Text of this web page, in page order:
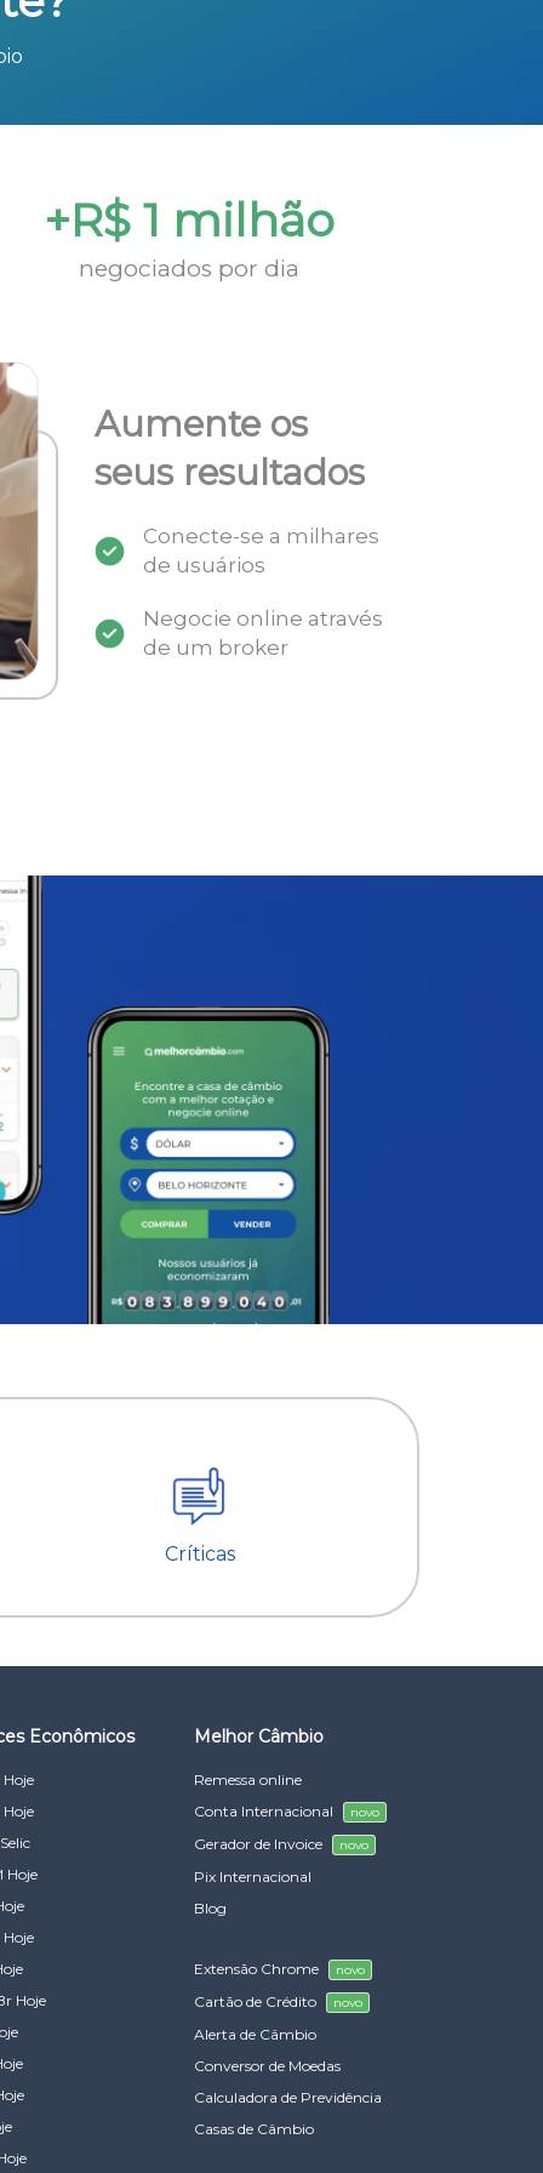
+R$ 1 milhão
negociados por dia
Aumente os
seus resultados
Conecte-se a milhares
de usuários
Negocie online através
de um broker
Críticas
Econômicos
Hoje
Hoje
Hoje
Hoje
Hoje
Melhor Câmbio
Remessa online
Conta Internacional
novo
Gerador de Invoice novo
Pix Internacional
Blog
Extensão Chrome novo
Cartão de Crédito novo
Alerta de Câmbio
Conversor de Moedas
Calculadora de Previdência
Casas de Câmbio